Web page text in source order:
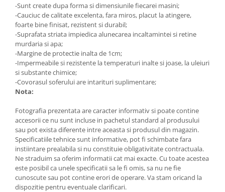
Accesorii auto
Incalzire scaune
Stergatoare auto
Paravanturi auto
Lumini ambientale
-Sunt create dupa forma si dimensiunile fiecarei masini;
-Cauciuc de calitate excelenta, fara miros, placut la atingere,
foarte bine finisat, rezistent si durabil;
-Suprafata striata impiedica alunecarea incaltamintei si retine
murdaria si apa;
-Margine de protectie inalta de 1cm;
-Impermeabile si rezistente la temperaturi inalte si joase, la uleiuri
si substante chimice;
-Covorasul soferului are intarituri suplimentare;
Nota:
Fotografia prezentata are caracter informativ si poate contine
accesorii ce nu sunt incluse in pachetul standard al produsului
sau pot exista diferente intre aceasta si produsul din magazin.
Specificatiile tehnice sunt informative, pot fi schimbate fara
instiintare prealabila si nu constituie obligativitate contractuala.
Ne straduim sa oferim informatii cat mai exacte. Cu toate acestea
este posibil ca unele specificatii sa le fi omis, sa nu ne fie
cunoscute sau pot contine erori de operare. Va stam oricand la
dispozitie pentru eventuale clarificari.